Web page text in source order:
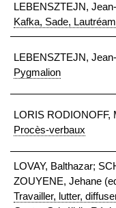
LEBENSZTEJN,
Kafka, Sade,
LEBENSZTEJN,
Pygmalion
LORIS RODIONOFF,
Procès-verbaux
LOVAY, Balthazar;
ZOUYENE, Jehane
Travailler, lutter,